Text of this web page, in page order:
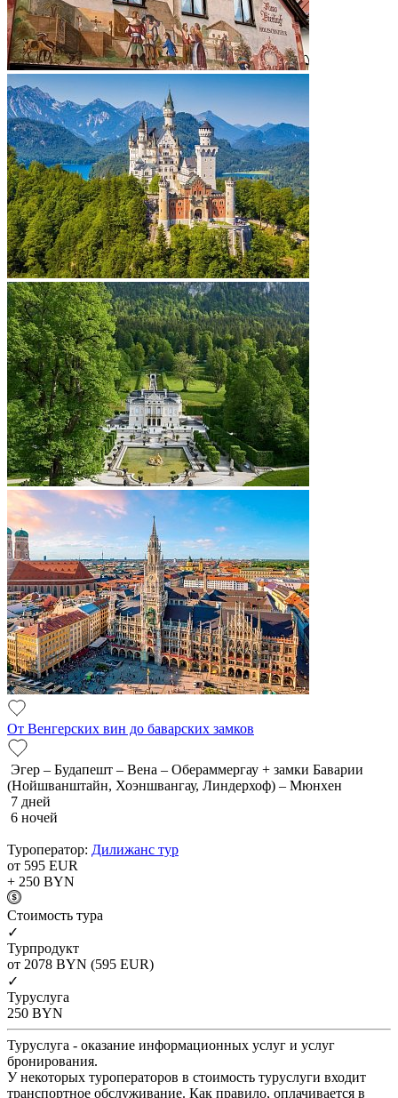
От Венгерских вин до баварских замков
Эгер – Будапешт – Вена – Обераммергау + замки Баварии
(Нойшванштайн, Хоэншвангау, Линдерхоф) – Мюнхен
7 дней
6 ночей
Туроператор: Дилижанс тур
от 595 EUR
+ 250 BYN
Cтоимость тура
✓
Турпродукт
от 2078 BYN (595 EUR)
✓
Туруслуга
250 BYN
Туруслуга - оказание информационных услуг и услуг
бронирования.
У некоторых туроператоров в стоимость туруслуги входит
транспортное обслуживание. Как правило, оплачивается в